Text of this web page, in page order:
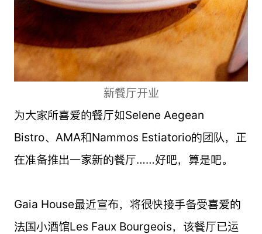
新餐厅开业
为大家所喜爱的餐厅如Selene Aegean
Bistro、AMA和Nammos Estiatorio的团队，正
在准备推出一家新的餐厅……好吧，算是吧。
Gaia House最近宣布，将很快接手备受喜爱的
法国小酒馆Les Faux Bourgeois，该餐厅已运